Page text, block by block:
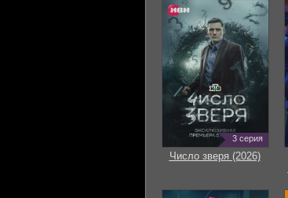
3 серия
Число зверя (2026)